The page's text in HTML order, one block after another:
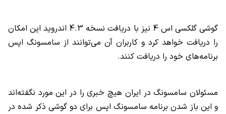
گوشی گلکسی اس 4 نیز با دریافت نسخه 4.3 اندروید این امکان
را دریافت خواهد کرد و کاربران آن می‌توانند از سامسونگ اپس
برنامه‌های خود را دریافت کنند.
مسئولان سامسونگ در ایران هیچ خبری را در این مورد نگفته‌اند
و این باز شدن برنامه سامسونگ اپس برای دو گوشی ذکر شده در